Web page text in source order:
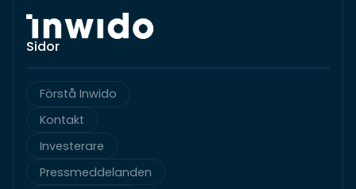
Sidor
Förstå Inwido
Kontakt
Investerare
Pressmeddelanden